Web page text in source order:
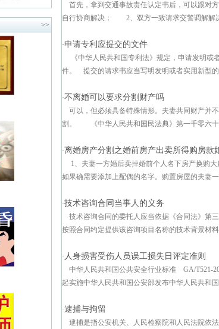
>>
首先，拿到交通事故责任认定书后，可以跟
自行协商解决； 2、双方一致请求交警调解
·申请专利应提交的文件
《中华人民共和国专利法》规定，申请发明
件。 提交的请求书应当写明发明或者实用新型
·不离婚可以要求分割财产吗
可以，但必须具备特殊情形。夫妻共同财产并
割。 《中华人民共和国民法典》第一千零六十
·离婚房产分割之婚前房产出卖所得购房款
1、夫妻一方婚后卖掉婚前个人名下房产换购
如果确需要添加上配偶的名字。购置房屋的夫妻
·技术咨询合同当事人的义务
技术咨询合同的委托人应当依据《合同法》
按照合同约定提供该咨询项目名称的技术背景
· 人身损害受伤人员误工损失日评定准则
中华人民共和国公共安全行业标准 GA/T521-
起实施中华人民共和国公安部发布中华人民共和
·逮捕与拘留
逮捕是指公安机关、人民检察院和人民法院依